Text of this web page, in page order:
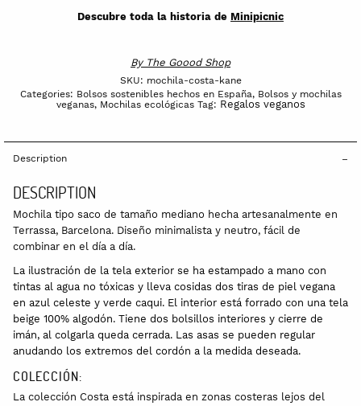
Descubre toda la historia de Minipicnic
By The Goood Shop
SKU: mochila-costa-kane
Categories: Bolsos sostenibles hechos en España, Bolsos y mochilas
veganas, Mochilas ecológicas Tag: Regalos veganos
Description
DESCRIPTION
Mochila tipo saco de tamaño mediano hecha artesanalmente en
Terrassa, Barcelona. Diseño minimalista y neutro, fácil de
combinar en el día a día.
La ilustración de la tela exterior se ha estampado a mano con
tintas al agua no tóxicas y lleva cosidas dos tiras de piel vegana
en azul celeste y verde caqui. El interior está forrado con una tela
beige 100% algodón. Tiene dos bolsillos interiores y cierre de
imán, al colgarla queda cerrada. Las asas se pueden regular
anudando los extremos del cordón a la medida deseada.
COLECCIÓN:
La colección Costa está inspirada en zonas costeras lejos del